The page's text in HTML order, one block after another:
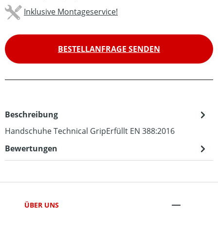
Inklusive Montageservice!
BESTELLANFRAGE SENDEN
Beschreibung
Handschuhe Technical GripErfüllt EN 388:2016
Bewertungen
ÜBER UNS